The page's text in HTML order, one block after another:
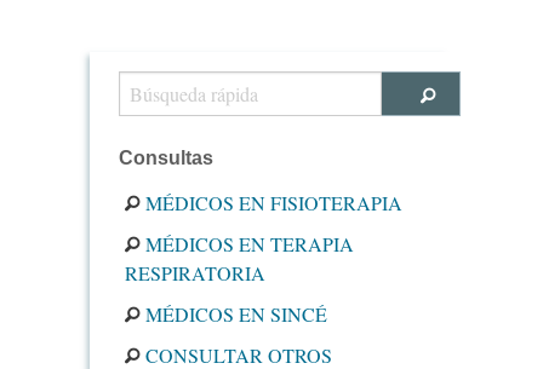
Consultas
MÉDICOS EN FISIOTERAPIA
MÉDICOS EN TERAPIA
RESPIRATORIA
MÉDICOS EN SINCÉ
CONSULTAR OTROS